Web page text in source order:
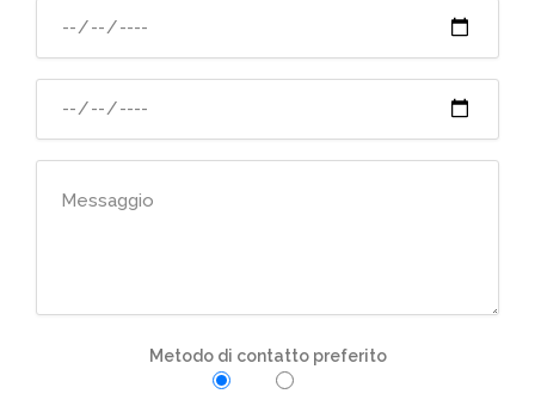
Metodo di contatto preferito